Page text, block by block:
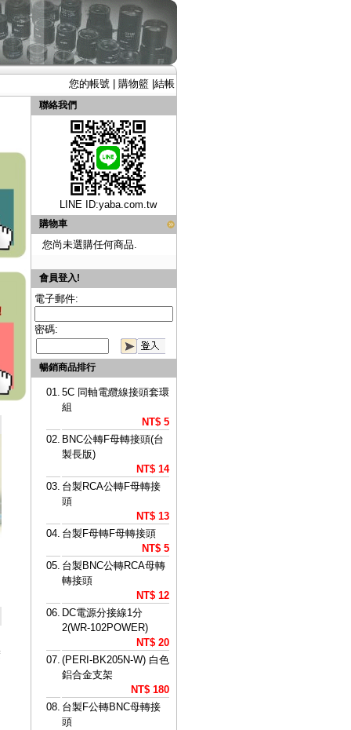
您的帳號 購物籃 結帳
聯絡我們
LINE ID:yaba.com.tw
購物車
您尚未選購任何商品.
會員登入!
電子郵件:
密碼:
暢銷商品排行
01. 5C 同軸電纜線接頭套環
組
NT$ 5
02. BNC公轉F母轉接頭(台
製長版)
NT$ 14
03. 台製RCA公轉F母轉接
頭
NT$ 13
04. 台製F母轉F母轉接頭
NT$ 5
05. 台製BNC公轉RCA母轉
轉接頭
NT$ 12
06. DC電源分接線1分
2(WR-102POWER)
NT$ 20
07. (PERI-BK205N-W) 白色
鋁合金支架
NT$ 180
08. 台製F公轉BNC母轉接
頭